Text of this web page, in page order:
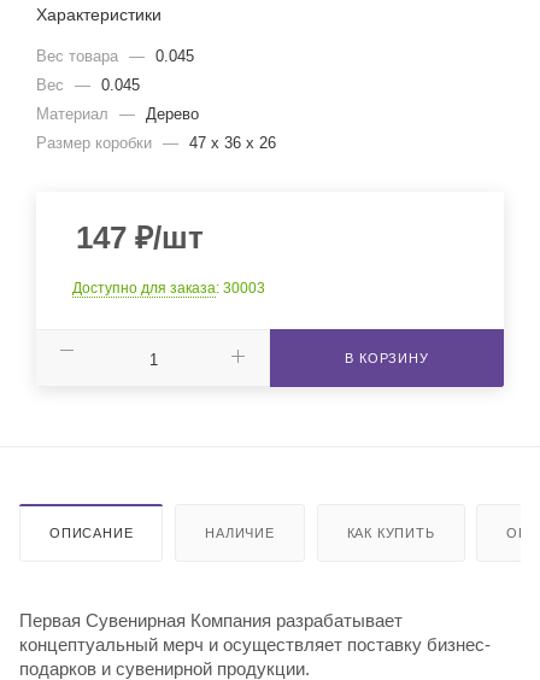
Характеристики
Вес товара — 0.045
Вес
— 0.045
Материал
— Дерево
Размер коробки — 47 x 36 x 26
147 ₽/шт
Доступно для заказа: 30003
В КОРЗИНУ
ОПИСАНИЕ НАЛИЧИЕ КАК КУПИТЬ
Первая Сувенирная Компания разрабатывает
концептуальный мерч и осуществляет поставку бизнес-
подарков и сувенирной продукции.